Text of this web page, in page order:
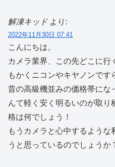
解凍キッド より:
2022年11月30日 07:41
こんにちは。
カメラ業界、この先どこに行
もかくニコンやキヤノンで
昔の高級機並みの価格帯にな
んて軽く安く明るいのが取
格は何でしょう！
もうカメラと心中するような
うと思っているのでしょうか